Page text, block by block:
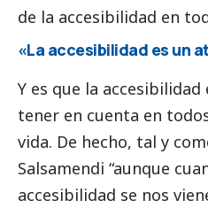
de la accesibilidad en
«La accesibilidad es un
Y es que la
tener en cuenta en
vida. De hecho, tal y
Salsamendi “aunque
accesibilidad se nos